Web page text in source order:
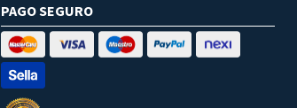
PAGO SEGURO